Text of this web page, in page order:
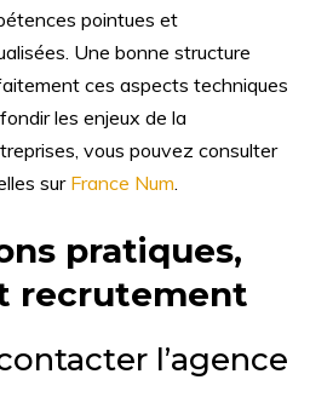
pointues et
Une bonne structure
ces aspects techniques
les enjeux de la
vous pouvez consulter
sur France Num.
pratiques,
recrutement
l’agence